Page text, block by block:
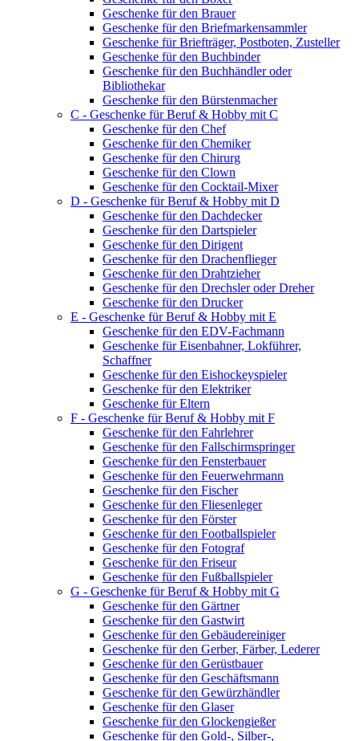
Geschenke für den Brauer
Geschenke für den Briefmarkensammler
Geschenke für Briefträger, Postboten, Zusteller
Geschenke für den Buchbinder
Geschenke für den Buchhändler oder
Bibliothekar
Geschenke für den Bürstenmacher
C - Geschenke für Beruf & Hobby mit C
Geschenke für den Chef
Geschenke für den Chemiker
Geschenke für den Chirurg
Geschenke für den Clown
Geschenke für den Cocktail-Mixer
D - Geschenke für Beruf & Hobby mit D
Geschenke für den Dachdecker
Geschenke für den Dartspieler
Geschenke für den Dirigent
Geschenke für den Drachenflieger
Geschenke für den Drahtzieher
Geschenke für den Drechsler oder Dreher
Geschenke für den Drucker
E - Geschenke für Beruf & Hobby mit E
Geschenke für den EDV-Fachmann
Geschenke für Eisenbahner, Lokführer,
Schaffner
Geschenke für den Eishockeyspieler
Geschenke für den Elektriker
Geschenke für Eltern
F - Geschenke für Beruf & Hobby mit F
Geschenke für den Fahrlehrer
Geschenke für den Fallschirmspringer
Geschenke für den Fensterbauer
Geschenke für den Feuerwehrmann
Geschenke für den Fischer
Geschenke für den Fliesenleger
Geschenke für den Förster
Geschenke für den Footballspieler
Geschenke für den Fotograf
Geschenke für den Friseur
Geschenke für den Fußballspieler
G - Geschenke für Beruf & Hobby mit G
Geschenke für den Gärtner
Geschenke für den Gastwirt
Geschenke für den Gebäudereiniger
Geschenke für den Gerber, Färber, Lederer
Geschenke für den Gerüstbauer
Geschenke für den Geschäftsmann
Geschenke für den Gewürzhändler
Geschenke für den Glaser
Geschenke für den Glockengießer
Geschenke für den Gold-, Silber-,